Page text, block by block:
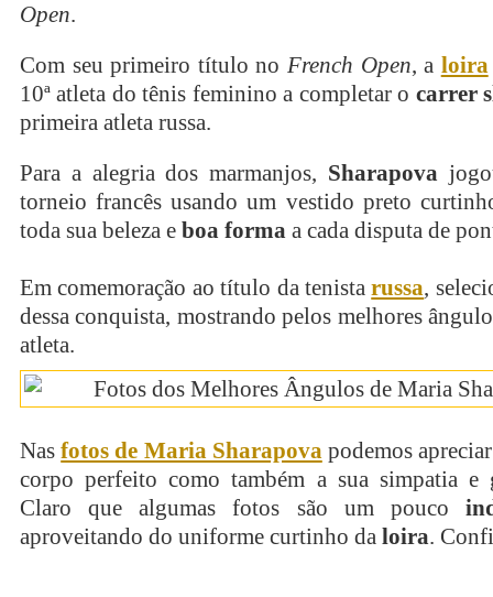
Open.
Com seu primeiro título no French Open, a loira
10ª atleta do tênis feminino a completar o carrer
primeira atleta russa.
Para a alegria dos marmanjos, Sharapova
torneio francês usando um vestido preto
toda sua beleza e boa forma a cada disputa de
Em comemoração ao título da tenistarussa,
dessa conquista, mostrando pelos melhores
atleta.
Nasfotos de Maria Sharapovapodemos
corpo perfeito como também a sua simpatia e
Claro que algumas fotos são um pouco
aproveitando do uniforme curtinho da loira.